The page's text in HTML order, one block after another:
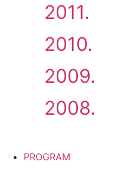
2011.
2010.
2009.
2008.
PROGRAM